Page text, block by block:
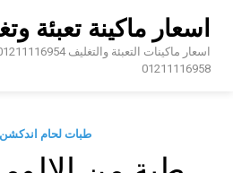
اسعار ماكينة تعبئة
01211116958
طبات لحام